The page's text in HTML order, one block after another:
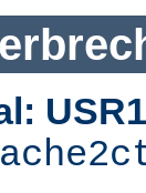
USR1